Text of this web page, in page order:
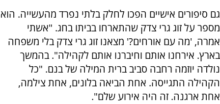
גם סיפורים אישיים הפכו לחלק בלתי נפרד מהעשייה. הוא
מספר על זוג גרי צדק שהתארחו בביתו בחג. "אשתי
אמרה, 'מה עם אורחים?' מצאנו זוג גרי צדק בלי משפחה
בארץ. אירחנו אותם וחיברנו אותם לקהילה". בהמשך
נולדה יוזמה רחבה סביב ברית המילה של בנם. "כל
הקהילה התגייסה. אחת הביאה בלונים, אחת צילמה,
אחת ארגנה. זה היה אירוע שלם".